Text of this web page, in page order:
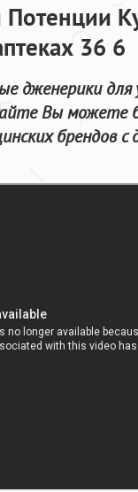
36 6
дженерики
Вы
брендов